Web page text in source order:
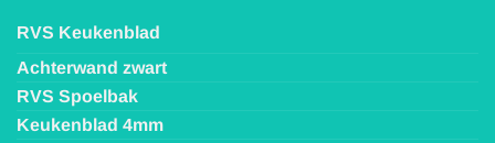
RVS Keukenblad
Achterwand zwart
RVS Spoelbak
Keukenblad 4mm